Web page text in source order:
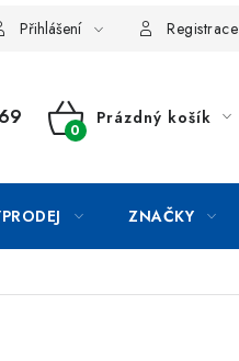
Přihlášení Registrace
NÁKUPNÍ
Prázdný košík
ZNAČKY